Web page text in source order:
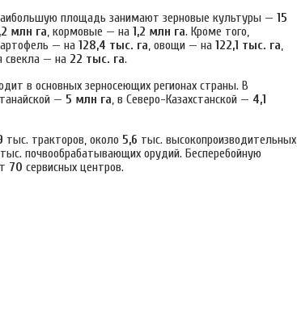
площадь занимают зерновые культуры — 15
млн га , кормовые — на 1,2 млн га. Кроме того,
— на 128,4 тыс. га , овощи — на 122,1 тыс. га
свекла — на 22 тыс. га.
в основных зерносеющих регионах страны. В
— 5 млн га , в Северо-Казахстанской — 4,1
тыс. тракторов, около 5,6 тыс. высокопроизводительных
тыс. почвообрабатывающих орудий. Бесперебойную
70 сервисных центров.